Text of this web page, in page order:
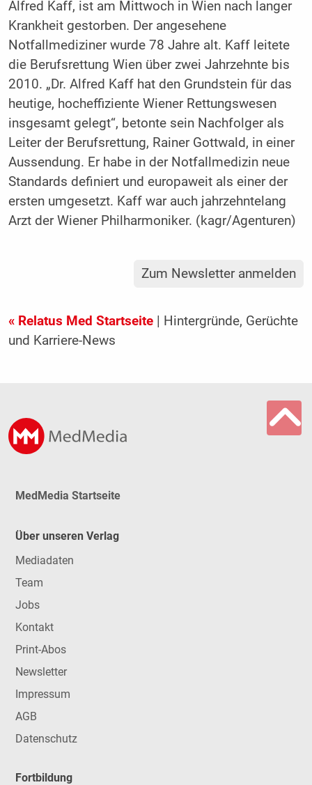
Alfred Kaff, ist am Mittwoch in Wien nach langer
Krankheit gestorben. Der angesehene
Notfallmediziner wurde 78 Jahre alt. Kaff leitete
die Berufsrettung Wien über zwei Jahrzehnte bis
2010. „Dr. Alfred Kaff hat den Grundstein für das
heutige, hocheffiziente Wiener Rettungswesen
insgesamt gelegt“, betonte sein Nachfolger als
Leiter der Berufsrettung, Rainer Gottwald, in einer
Aussendung. Er habe in der Notfallmedizin neue
Standards definiert und europaweit als einer der
ersten umgesetzt. Kaff war auch jahrzehntelang
Arzt der Wiener Philharmoniker. (kagr/Agenturen)
Zum Newsletter anmelden
« Relatus Med Startseite| Hintergründe, Gerüchte
und Karriere-News
MedMedia Startseite
Über unseren Verlag
Mediadaten
Team
Jobs
Kontakt
Print-Abos
Newsletter
Impressum
AGB
Datenschutz
Fortbildung